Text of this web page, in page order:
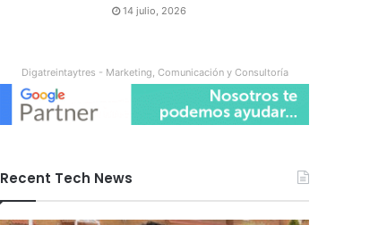
14 julio, 2026
Digatreintaytres - Marketing, Comunicación y Consultoría
Recent Tech News